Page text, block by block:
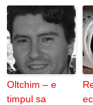
Oltchim – e
timpul sa